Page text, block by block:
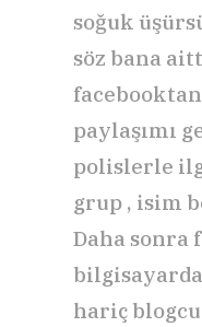
soğuk
söz bana
paylaşımı
polislerle
grup , isim
Daha sonra
hariç